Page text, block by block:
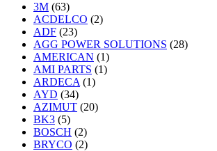
3M (63)
ACDELCO (2)
ADF (23)
AGG POWER SOLUTIONS (28)
AMERICAN (1)
AMI PARTS (1)
ARDECA (1)
AYD (34)
AZIMUT (20)
BK3 (5)
BOSCH (2)
BRYCO (2)